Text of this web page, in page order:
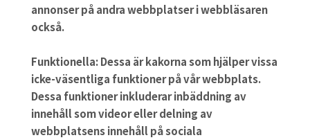
annonser på andra webbplatser i webbläsaren
också.
Funktionella:Dessa är kakorna som hjälper vissa
icke-väsentliga funktioner på vår webbplats.
Dessa funktioner inkluderar inbäddning av
innehåll som videor eller delning av
webbplatsens innehåll på sociala